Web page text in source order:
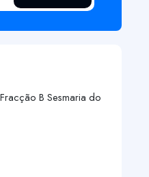
B Sesmaria do